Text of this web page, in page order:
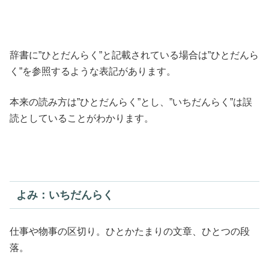
辞書に”ひとだんらく”と記載されている場合は”ひとだんら
く”を参照するような表記があります。
本来の読み方は”ひとだんらく”とし、”いちだんらく”は誤
読としていることがわかります。
よみ：いちだんらく
仕事や物事の区切り。ひとかたまりの文章、ひとつの段
落。